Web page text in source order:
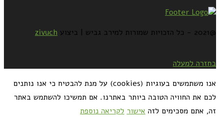
@2021 - כל הזכויות שמורות למירב גביש | ביצוע zivuch
בחזרה למעלה
אנו משתמשים בעוגיות (cookies) על מנת להבטיח כי אנו נותנים
לכם את החוויה הטובה ביותר באתרנו. אם תמשיכו להשתמש באתר
זה, אתם מסכימים לזה אישור לקריאה נוספת